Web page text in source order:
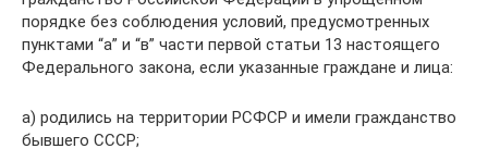
порядке без соблюдения условий, предусмотренных
пунктами “а” и “в” части первой статьи 13 настоящего
Федерального закона, если указанные граждане и лица:
а) родились на территории РСФСР и имели гражданство
бывшего СССР;